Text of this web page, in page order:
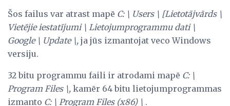
Šos failus var atrast mapē C: \ Users \ [Lietotājvārds \
Vietējie iestatījumi \ Lietojumprogrammu dati \
Google \ Update \, ja jūs izmantojat veco Windows
versiju.
32 bitu programmu faili ir atrodami mapē C: \
Program Files \, kamēr 64 bitu lietojumprogrammas
izmanto C: \ Program Files (x86) \ .